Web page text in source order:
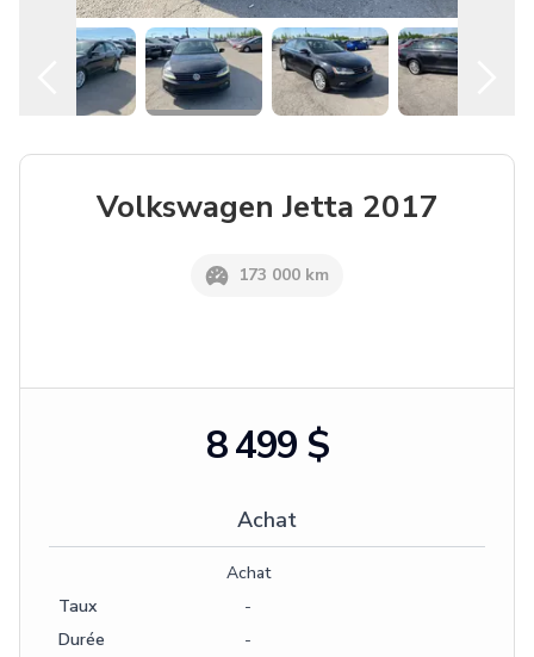
Volkswagen Jetta 2017
173 000 km
8 499 $
Achat
Achat
Taux
-
Durée
-